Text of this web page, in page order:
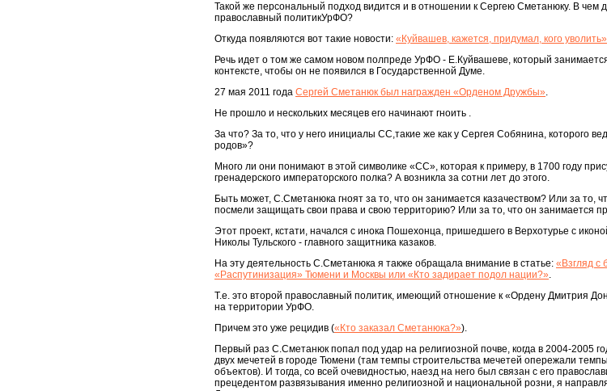
Такой же персональный подход видится и в отношении к Сергею Сметанюку. В чем
православный политикУрФО?
Откуда появляются вот такие новости: «Куйвашев, кажется, придумал, кого уволить»
Речь идет о том же самом новом полпреде УрФО - Е.Куйвашеве, который
контексте, чтобы он не появился в Государственной Думе.
27 мая 2011 года Сергей Сметанюк был награжден «Орденом Дружбы».
Не прошло и нескольких месяцев его начинают гноить .
За что? За то, что у него инициалы СС,такие же как у Сергея Собянина, которого
родов»?
Много ли они понимают в этой символике «СС», которая к примеру, в 1700 году
гренадерского императорского полка? А возникла за сотни лет до этого.
Быть может, С.Сметанюка гноят за то, что он занимается казачеством? Или за то,
посмели защищать свои права и свою территорию? Или за то, что он занимается
Этот проект, кстати, начался с инока Пошехонца, пришедшего в Верхотурье с
Николы Тульского - главного защитника казаков.
На эту деятельность С.Сметанюка я также обращала внимание в статье: «Взгляд с
«Распутинизация» Тюмени и Москвы или «Кто задирает подол нации?».
Т.е. это второй православный политик, имеющий отношение к «Ордену Дмитрия
на территории УрФО.
Причем это уже рецидив («Кто заказал Сметанюка?»).
Первый раз С.Сметанюк попал под удар на религиозной почве, когда в 2004-2005
двух мечетей в городе Тюмени (там темпы строительства мечетей опережали
объектов). И тогда, со всей очевидностью, наезд на него был связан с его
прецедентом развязывания именно религиозной и национальной розни, я